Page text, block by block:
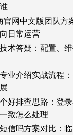
网中文版团队方
日常运营
术答疑：配置、
业介绍实战流程
好排查思路：登
致怎么处理
信吗方案对比：